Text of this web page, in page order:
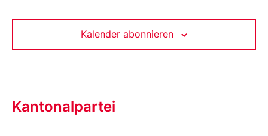
Kalender abonnieren
Kantonalpartei